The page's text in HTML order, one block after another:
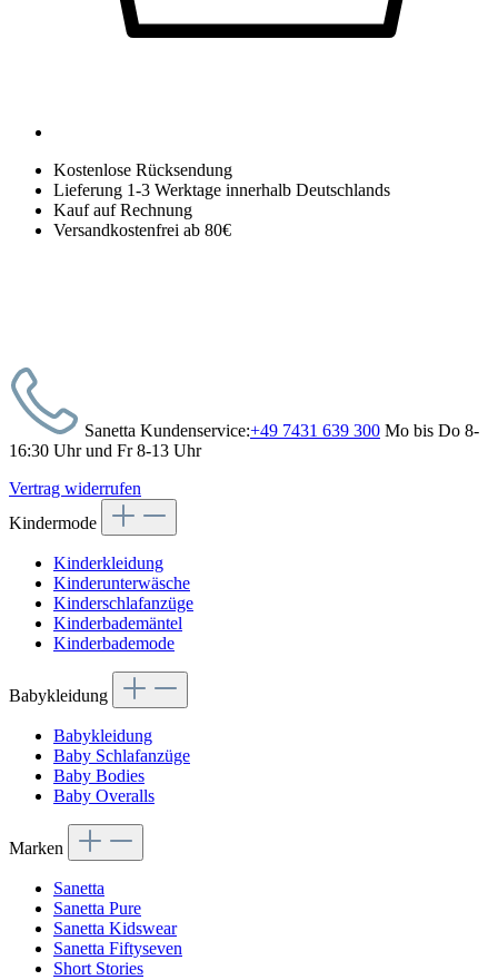
Kostenlose Rücksendung
Lieferung 1-3 Werktage innerhalb Deutschlands
Kauf auf Rechnung
Versandkostenfrei ab 80€
Sanetta Kundenservice:+49 7431 639 300 Mo bis Do 8-
16:30 Uhr und Fr 8-13 Uhr
Vertrag widerrufen
Kindermode
Kinderkleidung
Kinderunterwäsche
Kinderschlafanzüge
Kinderbademäntel
Kinderbademode
Babykleidung
Babykleidung
Baby Schlafanzüge
Baby Bodies
Baby Overalls
Marken
Sanetta
Sanetta Pure
Sanetta Kidswear
Sanetta Fiftyseven
Short Stories